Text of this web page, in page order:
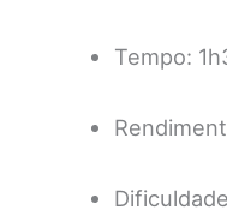
Tempo: